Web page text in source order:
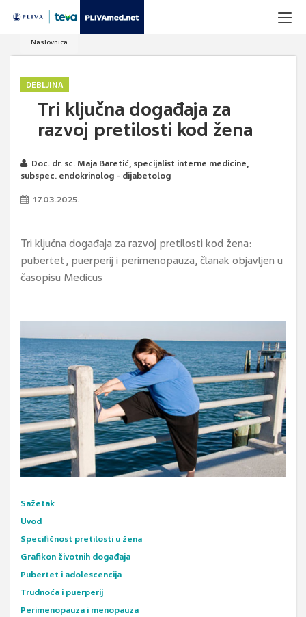
Naslovnica
DEBLJINA
Tri ključna događaja za
razvoj pretilosti kod žena
Doc. dr. sc. Maja Baretić, specijalist interne medicine,
subspec. endokrinolog - dijabetolog
17.03.2025.
Tri ključna događaja za razvoj pretilosti kod žena:
pubertet, puerperij i perimenopauza, članak objavljen u
časopisu Medicus
Sažetak
Uvod
Specifičnost pretilosti u žena
Grafikon životnih događaja
Pubertet i adolescencija
Trudnoća i puerperij
Perimenopauza i menopauza